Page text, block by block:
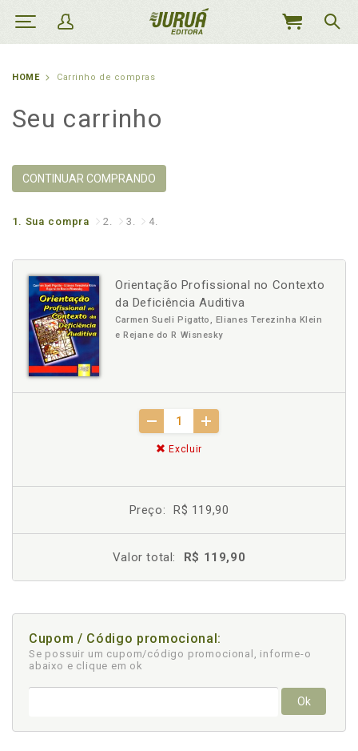
MEU
HOME Carrinho de compras
Seu carrinho
CONTINUAR COMPRANDO
1. Sua compra 2. 3. 4.
Orientação Profissional no Contexto
da Deficiência Auditiva
Carmen Sueli Pigatto, Elianes Terezinha Klein
e Rejane do R Wisnesky
Excluir
Preço: R$ 119,90
Valor total: R$ 119,90
Cupom / Código promocional:
Se possuir um cupom/código promocional, informe-o
abaixo e clique em ok
Ok